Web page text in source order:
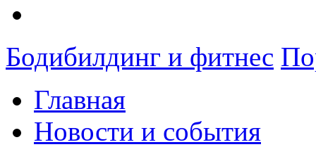
Бодибилдинг и фитнес
Главная
Новости и события